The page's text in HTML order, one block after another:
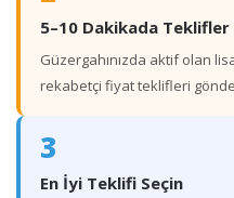
5–10 Dakikada Teklifler
Güzergahınızda aktif olan
rekabetçi fiyat teklifleri
3
En İyi Teklifi Seçin